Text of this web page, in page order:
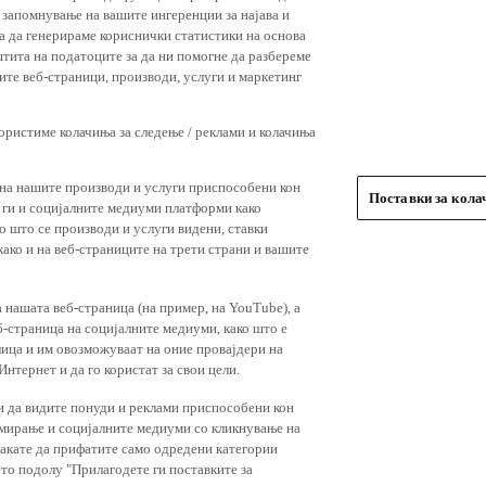
на вашите ингеренции за најава и
да генерираме кориснички статистики на основа
на податоците за да ни помогне да разбереме
веб-страници, производи, услуги и маркетинг
колачиња за следење / реклами и колачиња
нашите производи и услуги приспособени кон
и социјалните медиуми платформи како
што се производи и услуги видени, ставки
и на веб-страниците на трети страни и вашите
веб-страница (на пример, на YouTube), а
на социјалните медиуми, како што е
и им овозможуваат на оние провајдери на
и да го користат за свои цели.
да видите понуди и реклами приспособени кон
и социјалните медиуми со кликнување на
да прифатите само одредени категории
подолу "Прилагодете ги поставките за
Поставки за